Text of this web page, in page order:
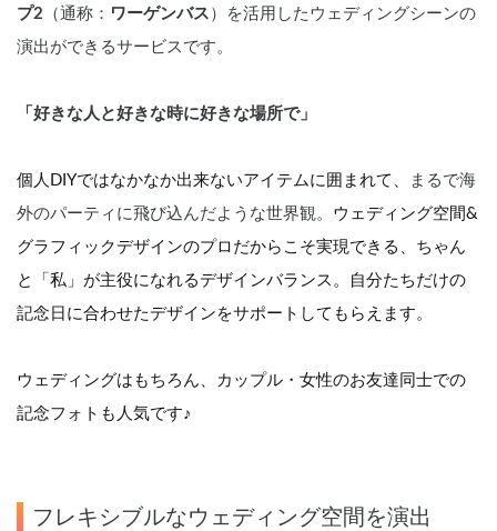
プ2 （通称： ワーゲンバス ）を活用したウェディングシーンの
演出ができるサービスです。
「好きな人と好きな時に好きな場所で」
個人DIYではなかなか出来ないアイテムに囲まれて、
まるで海
外のパーティに飛び込んだような世界観。 ウェディング空間&
グラフィックデザインのプロだからこそ実現できる、ちゃん
と「私」が主役になれるデザインバランス。自分たちだけの
記念日に合わせたデザインをサポートしてもらえます。
ウェディングはもちろん、カップル・女性のお友達同士での
記念フォトも人気です♪
フレキシブルなウェディング空間を演出